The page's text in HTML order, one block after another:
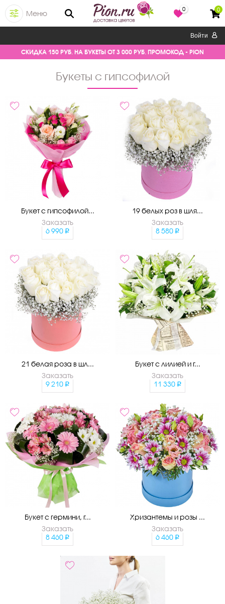
Меню
0 0
Войти
СКИДКА 150 РУБ. НА БУКЕТЫ ОТ 3 000 РУБ. ПРОМОКОД - PION
букеты с гипсофилой
Букет с гипсофилой...
Заказать
6 990
19 белых роз в шля...
Заказать
8 580
21 белая роза в шл...
Заказать
9 210
Букет с лилией и г...
Заказать
11 330
Букет с гермини, г...
Заказать
8 460
Хризантемы и розы ...
Заказать
6 460